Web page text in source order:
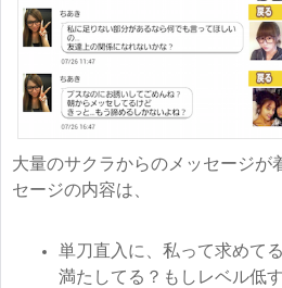
大量のサクラからのメッセージが
セージの内容は、
単刀直入に、私って求めて
満たしてる？もしレベル低